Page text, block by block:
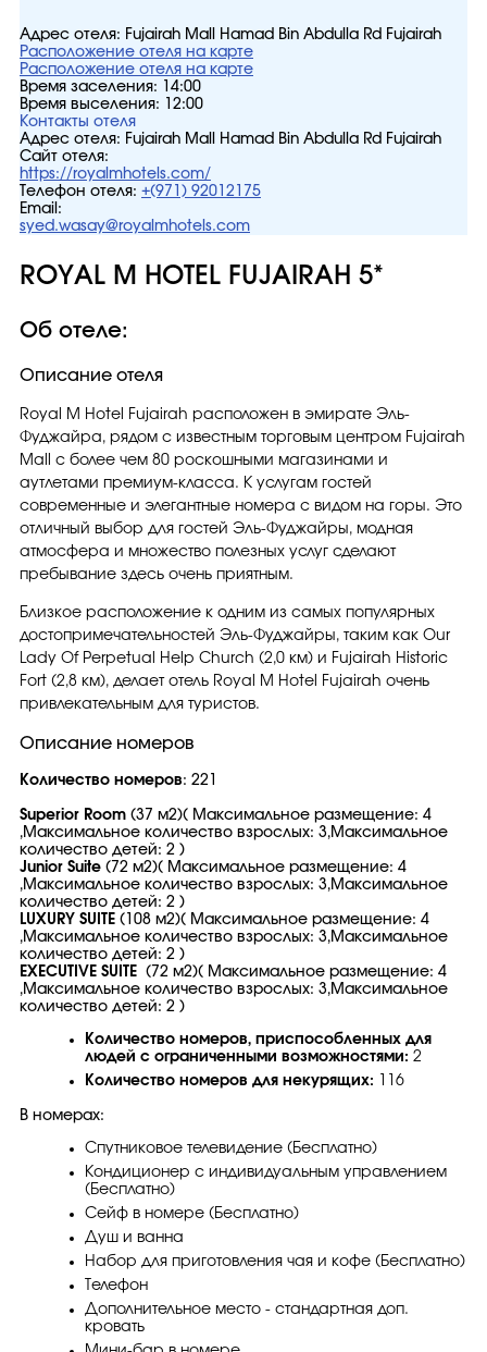
Адрес отеля: Fujairah Mall Hamad Bin Abdulla Rd Fujairah
Расположение отеля на карте
Расположение отеля на карте
Время заселения:
14:00
Время выселения:
12:00
Контакты отеля
Адрес отеля: Fujairah Mall Hamad Bin Abdulla Rd Fujairah
Сайт отеля:
https://royalmhotels.com/
Телефон отеля: +(971) 92012175
Email:
syed.wasay@royalmhotels.com
ROYAL M HOTEL FUJAIRAH 5*
Об отеле:
Описание отеля
Royal M Hotel Fujairah расположен в эмирате Эль-
Фуджайра, рядом с известным торговым центром Fujairah
Mall с более чем 80 роскошными магазинами и
аутлетами премиум-класса. К услугам гостей
современные и элегантные номера с видом на горы. Это
отличный выбор для гостей Эль-Фуджайры, модная
атмосфера и множество полезных услуг сделают
пребывание здесь очень приятным.
Близкое расположение к одним из самых популярных
достопримечательностей Эль-Фуджайры, таким как Our
Lady Of Perpetual Help Church (2,0 км) и Fujairah Historic
Fort (2,8 км), делает отель Royal M Hotel Fujairah очень
привлекательным для туристов.
Описание номеров
Количество номеров: 221
Superior Room (37 м2)( Максимальное размещение: 4
,Максимальное количество взрослых: 3,Максимальное
количество детей: 2 )
Junior Suite (72 м2)( Максимальное размещение: 4
,Максимальное количество взрослых: 3,Максимальное
количество детей: 2 )
LUXURY SUITE (108 м2)( Максимальное размещение: 4
,Максимальное количество взрослых: 3,Максимальное
количество детей: 2 )
EXECUTIVE SUITE (72 м2)( Максимальное размещение: 4
,Максимальное количество взрослых: 3,Максимальное
количество детей: 2 )
Количество номеров, приспособленных для
людей с ограниченными возможностями: 2
Количество номеров для некурящих:
116
В номерах:
Спутниковое телевидение (Бесплатно)
Кондиционер с индивидуальным управлением
(Бесплатно)
Сейф в номере (Бесплатно)
Душ и ванна
Набор для приготовления чая и кофе (Бесплатно)
Телефон
Дополнительное место - стандартная доп.
кровать